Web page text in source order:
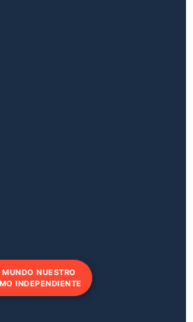
NUESTRO
INDEPENDIENTE